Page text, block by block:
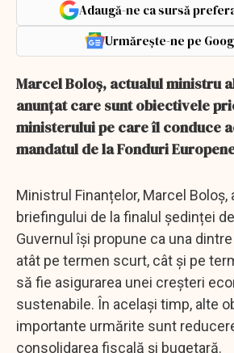
Adaugă-ne ca sursă
Urmărește-ne pe
Marcel Boloş, actualul ministru
anunţat care sunt obiectivele
ministerului pe care îl conduce
mandatul de la Fonduri
Ministrul Finanțelor, Marcel Boloș,
briefingului de la finalul ședinței
Guvernul își propune ca una
atât pe termen scurt, cât și pe
să fie asigurarea unei creșteri
sustenabile. În același timp, alte
importante urmărite sunt
consolidarea fiscală și bugetară.